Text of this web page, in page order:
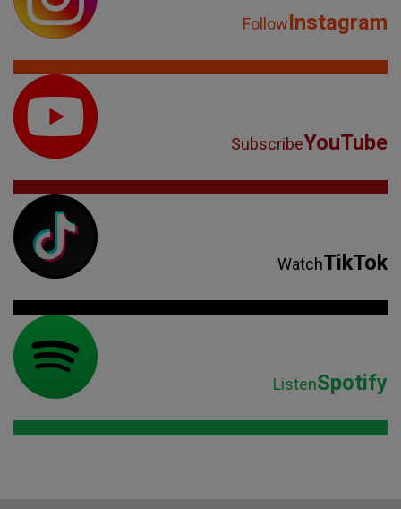
FollowInstagram
SubscribeYouTube
WatchTikTok
ListenSpotify